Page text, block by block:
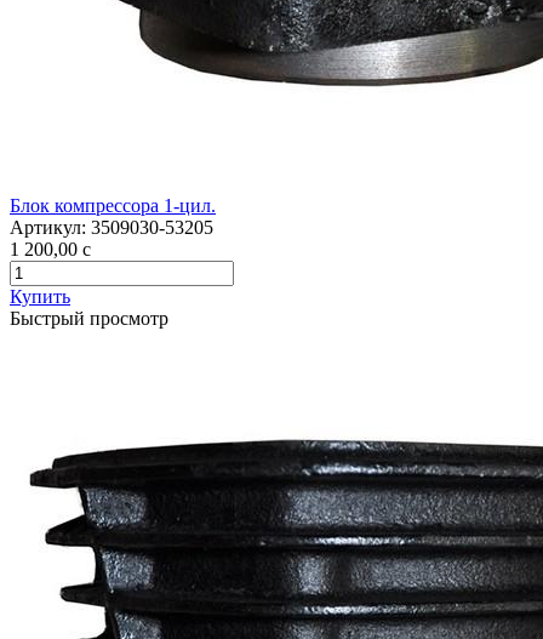
Блок компрессора 1-цил.
Артикул: 3509030-53205
1 200,00 c
Купить
Быстрый просмотр